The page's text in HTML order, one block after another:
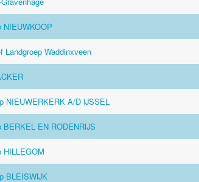
NIEUWKOOP
Landgroep Waddinxveen
NIEUWERKERK A/D IJSSEL
BERKEL EN RODENRIJS
HILLEGOM
BLEISWIJK